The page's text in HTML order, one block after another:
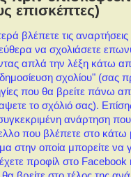
επισκέπτες)
βλέπετε τις αναρτήσεις
να σχολιάσετε
απλά την λέξη κάτω
σχολίου" (σας
που θα βρείτε πάνω
το σχόλιό σας).
ανάρτηση
που βλέπετε στο κάτω
στην οποία μπορείτε να
προφίλ στο Facebook